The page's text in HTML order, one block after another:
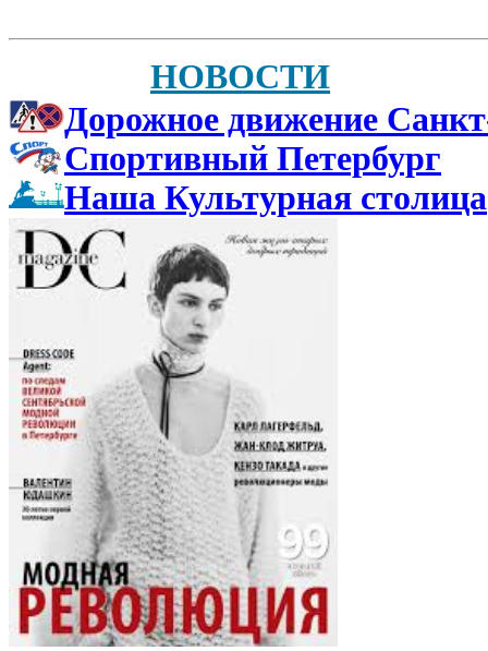
НОВОСТИ
Дорожное движение
Спортивный Петербург
Наша Культурная столица